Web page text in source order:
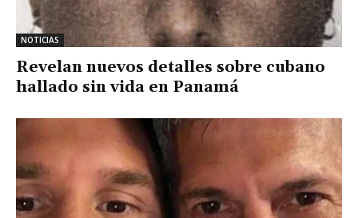
NOTICIAS
Revelan nuevos detalles sobre cubano
hallado sin vida en Panamá